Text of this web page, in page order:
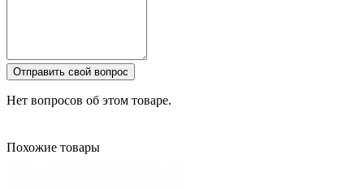
Отправить свой вопрос
Нет вопросов об этом товаре.
Похожие товары